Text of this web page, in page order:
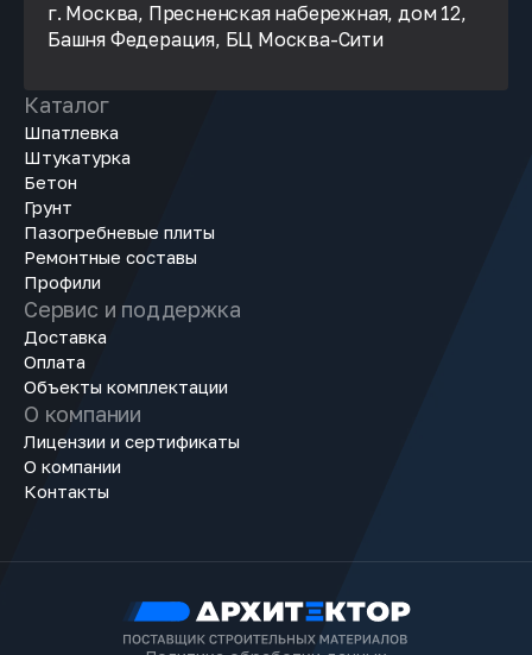
г. Москва, Пресненская набережная, дом 12,
Башня Федерация, БЦ Москва-Сити
Каталог
Шпатлевка
Штукатурка
Бетон
Грунт
Пазогребневые плиты
Ремонтные составы
Профили
Сервис и поддержка
Доставка
Оплата
Объекты комплектации
О компании
Лицензии и сертификаты
О компании
Контакты